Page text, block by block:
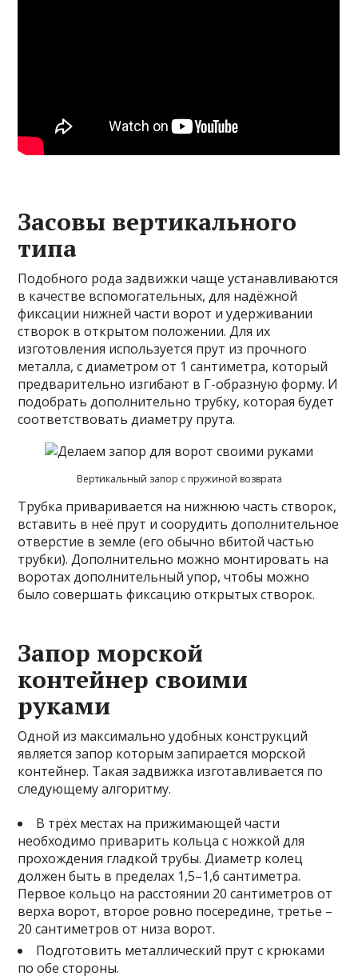
Засовы вертикального
типа
Подобного рода задвижки чаще устанавливаются
в качестве вспомогательных, для надёжной
фиксации нижней части ворот и удерживании
створок в открытом положении. Для их
изготовления используется прут из прочного
металла, с диаметром от 1 сантиметра, который
предварительно изгибают в Г-образную форму. И
подобрать дополнительно трубку, которая будет
соответствовать диаметру прута.
Вертикальный запор с пружиной возврата
Трубка приваривается на нижнюю часть створок,
вставить в неё прут и соорудить дополнительное
отверстие в земле (его обычно вбитой частью
трубки). Дополнительно можно монтировать на
воротах дополнительный упор, чтобы можно
было совершать фиксацию открытых створок.
Запор морской
контейнер своими
руками
Одной из максимально удобных конструкций
является запор которым запирается морской
контейнер. Такая задвижка изготавливается по
следующему алгоритму.
В трёх местах на прижимающей части
необходимо приварить кольца с ножкой для
прохождения гладкой трубы. Диаметр колец
должен быть в пределах 1,5–1,6 сантиметра.
Первое кольцо на расстоянии 20 сантиметров от
верха ворот, второе ровно посередине, третье –
20 сантиметров от низа ворот.
Подготовить металлический прут с крюками
по обе стороны.